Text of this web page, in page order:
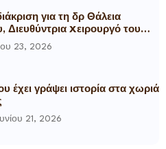
για τη δρ Θάλεια
Διευθύντρια Xειρουργό του
23, 2026
έχει γράψει ιστορία στα χωριά
21, 2026